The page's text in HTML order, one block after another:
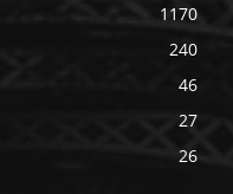
1170
240
46
27
26